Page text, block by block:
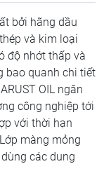
bởi hãng dầu
và kim loại
độ nhớt thấp và
bao quanh chi tiết
OIL ngăn
công nghiệp tới
với thời hạn
màng mỏng
các dung